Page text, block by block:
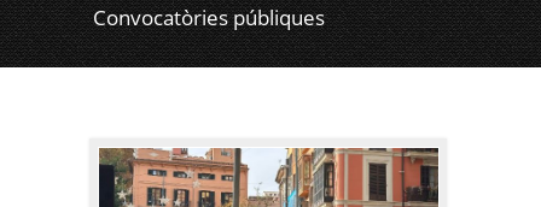
Convocatòries públiques